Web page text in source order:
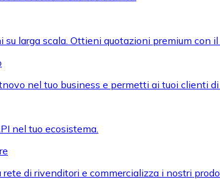
su larga scala. Ottieni quotazioni premium con
nel tuo business e permetti ai tuoi clienti
nel tuo ecosistema.
di rivenditori e commercializza i nostri